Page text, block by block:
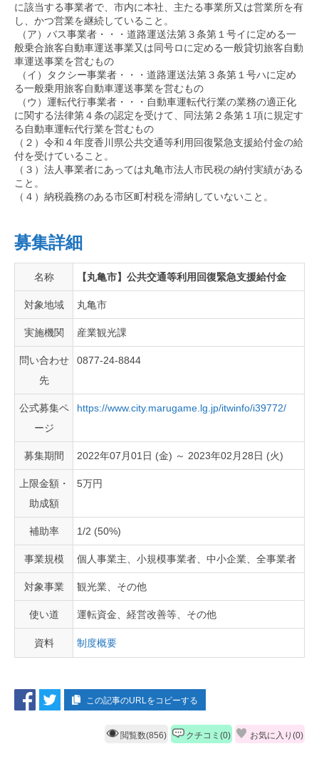
に該当する事業者で、市内に本社、主たる事業所又は営業所を有
し、かつ営業を継続していること。
（ア）バス事業者・・・道路運送法第３条第１号イに定める一
般乗合旅客自動車運送事業又は同号ロに定める一般貸切旅客自動
車運送事業を営むもの
（イ）タクシー事業者・・・道路運送法第３条第１号ハに定め
る一般乗用旅客自動車運送事業を営むもの
（ウ）運転代行事業者・・・自動車運転代行業の業務の適正化
に関する法律第４条の認定を受けて、同法第２条第１項に規定す
る自動車運転代行業を営むもの
（２）令和４年度香川県公共交通等利用回復緊急支援給付金の給
付を受けていること。
（３）法人事業者にあっては丸亀市法人市民税の納付実績がある
こと。
（４）納税義務のある市区町村税を滞納していないこと。
募集詳細
名称 【丸亀市】公共交通等利用回復緊急支援給付金
対象地域 丸亀市
実施機関 産業観光課
問い合わせ
先
0877-24-8844
公式募集ペ
ージ
https://www.city.marugame.lg.jp/itwinfo/i39772/
募集期間 2022年07月01日 (金) ～ 2023年02月28日 (火)
上限金額・
助成額
5万円
補助率 1/2 (50%)
事業規模 個人事業主、小規模事業者、中小企業、全事業者
対象事業 観光業、その他
使い道 運転資金、経営改善等、その他
資料 制度概要
この記事のURLをコピーする
閲覧数(856) クチコミ(0) お気に入り(0)